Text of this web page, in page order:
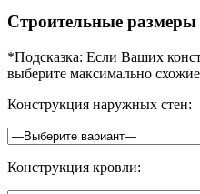
Строительные размеры
*Подсказка: Если Ваших
выберите максимально
Конструкция наружных стен:
Конструкция кровли: